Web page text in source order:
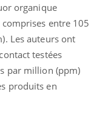
organique
entre 105
Les auteurs ont
testées
par million (ppm)
produits en